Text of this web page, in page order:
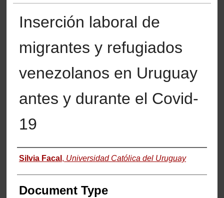
Inserción laboral de
migrantes y refugiados
venezolanos en Uruguay
antes y durante el Covid-
19
Authors
Silvia Facal , Universidad Católica del Uruguay
Document Type